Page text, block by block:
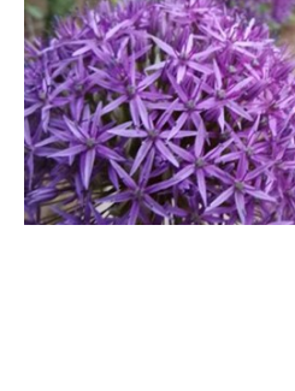
长的土壤，将土壤梳理平整好，把
盆中浇足浇透水，放在阴凉的地方。